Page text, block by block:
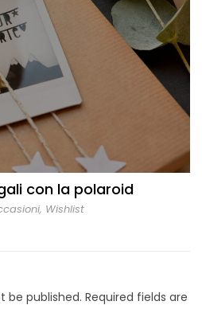
con la polaroid
, Wishlist
be published. Required fields are